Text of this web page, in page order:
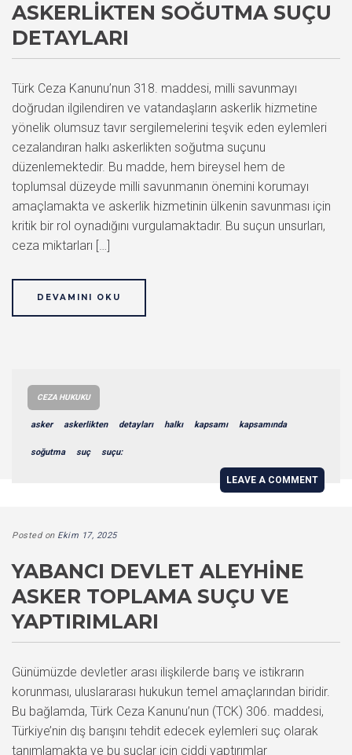
ASKERLIKTEN SOĞUTMA SUÇU
DETAYLARI
Türk Ceza Kanunu’nun 318. maddesi, milli savunmayı
doğrudan ilgilendiren ve vatandaşların askerlik hizmetine
yönelik olumsuz tavır sergilemelerini teşvik eden eylemleri
cezalandıran halkı askerlikten soğutma suçunu
düzenlemektedir. Bu madde, hem bireysel hem de
toplumsal düzeyde milli savunmanın önemini korumayı
amaçlamakta ve askerlik hizmetinin ülkenin savunması için
kritik bir rol oynadığını vurgulamaktadır. Bu suçun unsurları,
ceza miktarları […]
DEVAMINI OKU
CEZA HUKUKU
asker askerlikten detayları halkı kapsamı kapsamında
soğutma suç suçu:
LEAVE A COMMENT
Posted on Ekim 17, 2025
YABANCI DEVLET ALEYHINE
ASKER TOPLAMA SUÇU VE
YAPTIRIMLARI
Günümüzde devletler arası ilişkilerde barış ve istikrarın
korunması, uluslararası hukukun temel amaçlarından biridir.
Bu bağlamda, Türk Ceza Kanunu’nun (TCK) 306. maddesi,
Türkiye’nin dış barışını tehdit edecek eylemleri suç olarak
tanımlamakta ve bu suçlar için ciddi yaptırımlar